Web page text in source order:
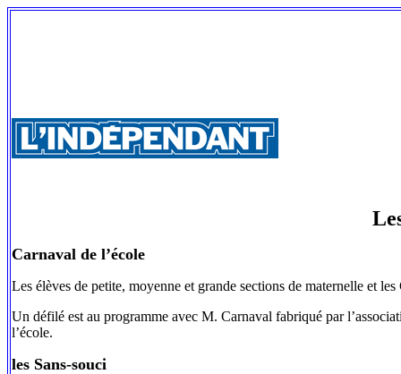
Carnaval de l’école
Les élèves de petite, moyenne et grande sections de maternelle et
Un défilé est au programme avec M. Carnaval fabriqué par
l’école.
les Sans-souci